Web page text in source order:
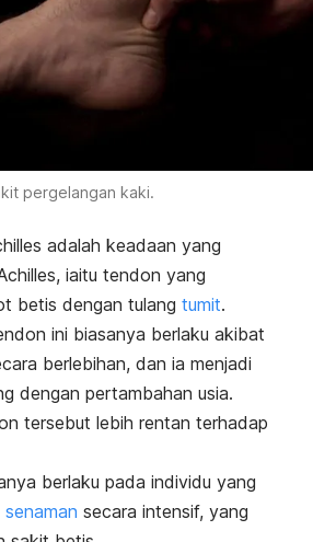
pergelangan kaki.
adalah keadaan yang
iaitu tendon yang
betis dengan tulang tumit.
ini biasanya berlaku akibat
berlebihan, dan ia menjadi
dengan pertambahan usia.
tersebut lebih rentan terhadap
berlaku pada individu yang
secara intensif, yang